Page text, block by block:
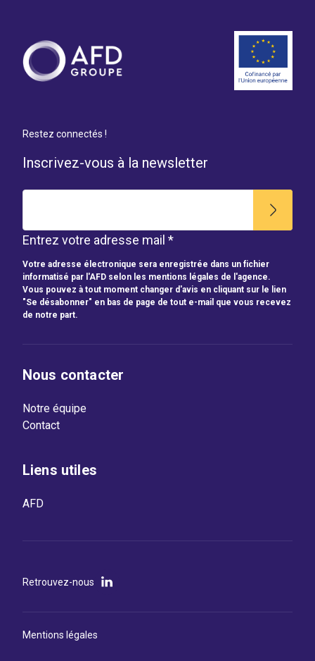
Restez connectés !
Inscrivez-vous à la newsletter
Entrez votre adresse mail *
Votre adresse électronique sera enregistrée dans un fichier
informatisé par l'AFD selon les mentions légales de l'agence.
Vous pouvez à tout moment changer d'avis en cliquant sur le lien
"Se désabonner" en bas de page de tout e-mail que vous recevez
de notre part.
Nous contacter
Notre équipe
Contact
Liens utiles
AFD
Mentions légales
Retrouvez-nous